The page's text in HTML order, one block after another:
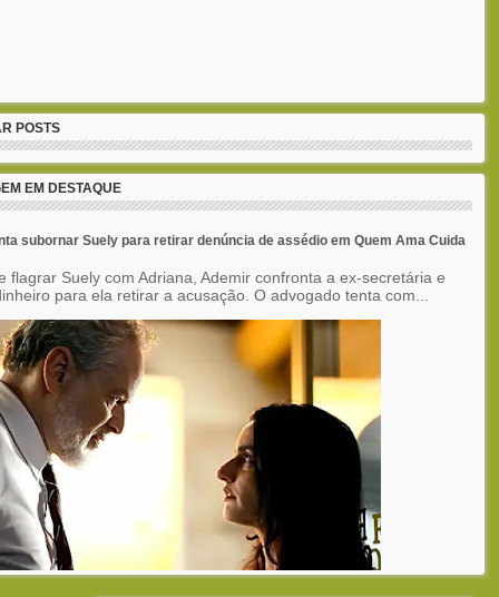
POSTS
EM DESTAQUE
subornar Suely para retirar denúncia de assédio em Quem Ama Cuida
flagrar Suely com Adriana, Ademir confronta a ex-secretária e
para ela retirar a acusação. O advogado tenta com...